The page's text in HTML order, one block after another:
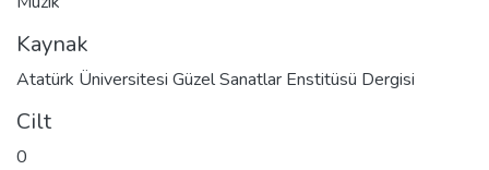
Kaynak
Atatürk Üniversitesi Güzel Sanatlar Enstitüsü Dergisi
Cilt
0